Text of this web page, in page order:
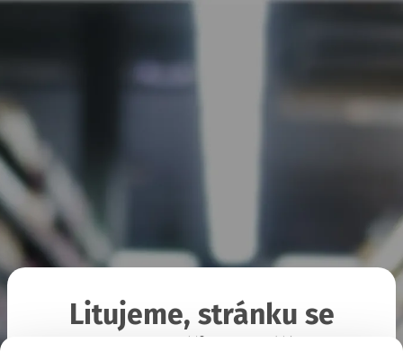
Litujeme, stránku se